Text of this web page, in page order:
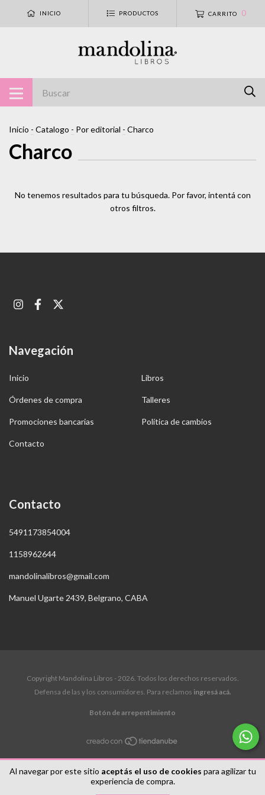
INICIO PRODUCTOS CARRITO 0
Al navegar por este sitio aceptás el uso de cookies para agilizar tu
experiencia de compra.
Inicio - Catalogo - Por editorial - Charco
Charco
No tenemos resultados para tu búsqueda. Por favor, intentá con
otros filtros.
Navegación
Inicio Libros
Órdenes de compra Talleres
Promociones bancarias Política de cambios
Contacto
Contacto
5491173854004
1158962644
mandolinalibros@gmail.com
Manuel Ugarte 2439, Belgrano, CABA
Copyright Mandolina Libros - 2026. Todos los derechos reservados.
Defensa de las y los consumidores. Para reclamos ingresá acá.
Botón de arrepentimiento